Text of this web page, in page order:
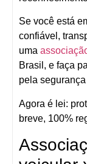
Se você está
confiável,
uma
Brasil , e faça
pela
Agora é lei:
breve, 100%